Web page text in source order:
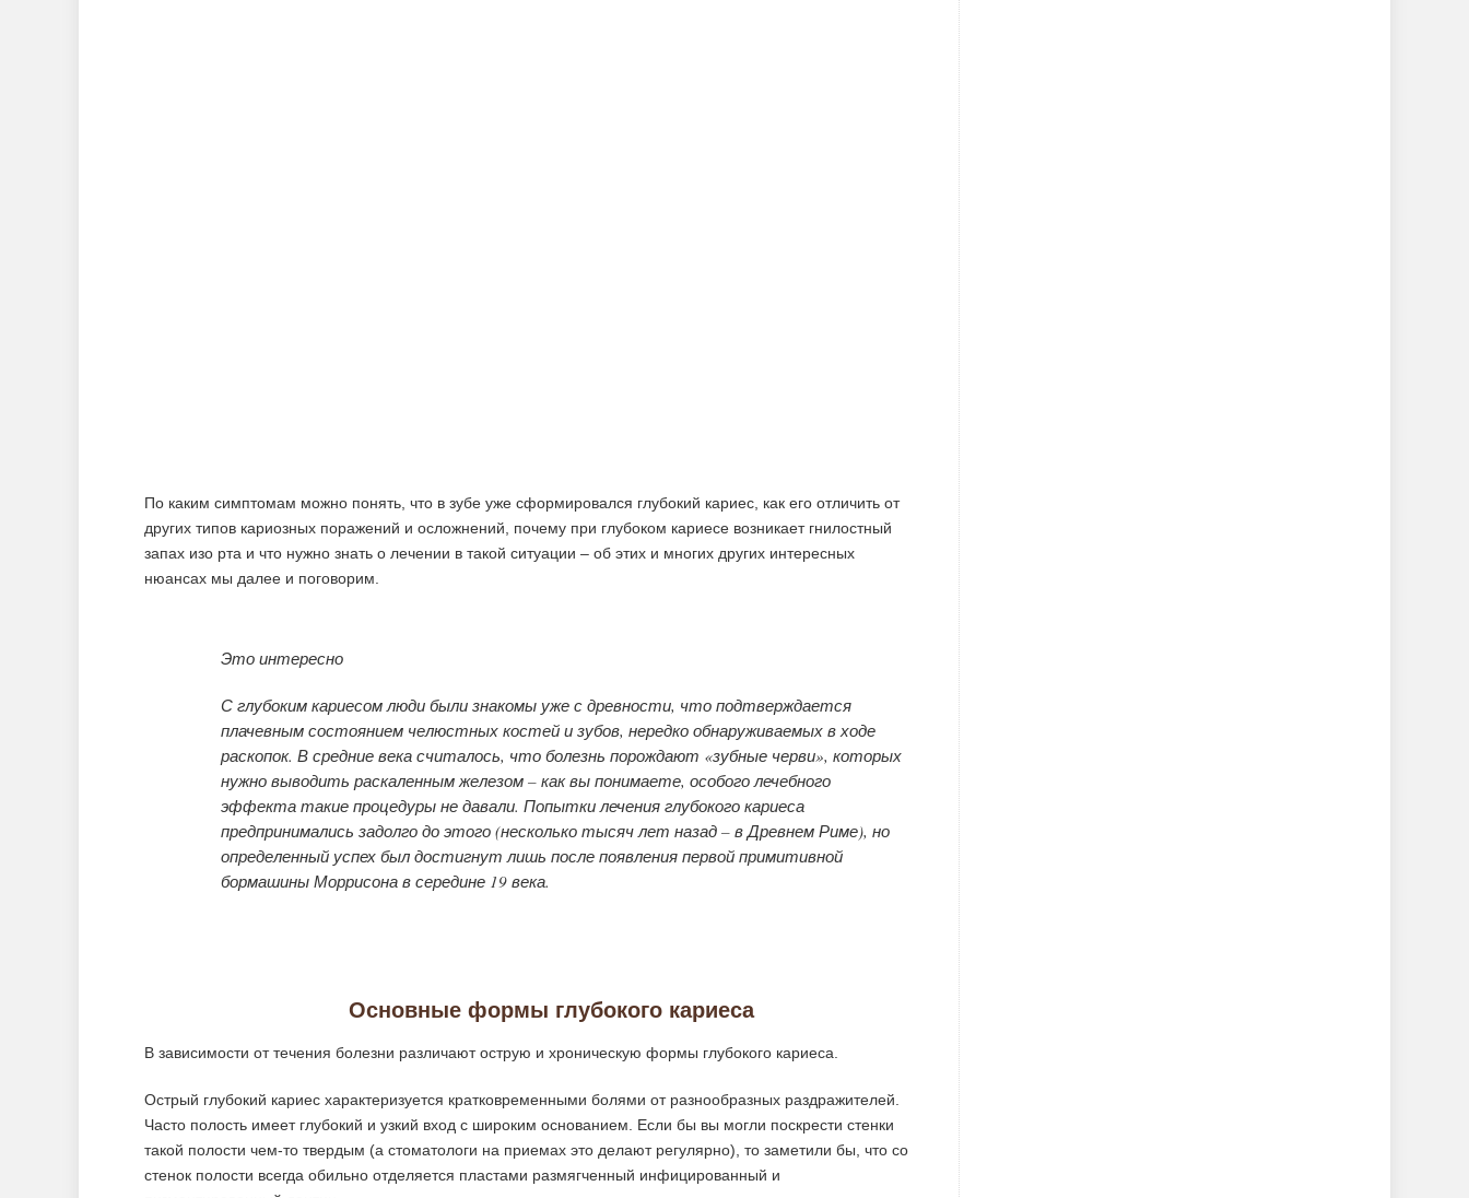
По каким симптомам можно понять, что в зубе уже сформировался глубокий кариес, как его отличить от
других типов кариозных поражений и осложнений, почему при глубоком кариесе возникает гнилостный
запах изо рта и что нужно знать о лечении в такой ситуации – об этих и многих других интересных
нюансах мы далее и поговорим.
Это интересно
С глубоким кариесом люди были знакомы уже с древности, что подтверждается
плачевным состоянием челюстных костей и зубов, нередко обнаруживаемых в ходе
раскопок. В средние века считалось, что болезнь порождают «зубные черви», которых
нужно выводить раскаленным железом – как вы понимаете, особого лечебного
эффекта такие процедуры не давали. Попытки лечения глубокого кариеса
предпринимались задолго до этого (несколько тысяч лет назад – в Древнем Риме), но
определенный успех был достигнут лишь после появления первой примитивной
бормашины Моррисона в середине 19 века.
Основные формы глубокого кариеса
В зависимости от течения болезни различают острую и хроническую формы глубокого кариеса.
Острый глубокий кариес характеризуется кратковременными болями от разнообразных раздражителей.
Часто полость имеет глубокий и узкий вход с широким основанием. Если бы вы могли поскрести стенки
такой полости чем-то твердым (а стоматологи на приемах это делают регулярно), то заметили бы, что со
стенок полости всегда обильно отделяется пластами размягченный инфицированный и